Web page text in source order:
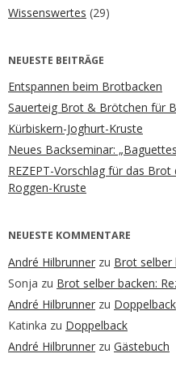
Wissenswertes (29)
NEUESTE BEITRÄGE
Entspannen beim Brotbacken
Sauerteig Brot & Brötchen für
Kürbiskern-Joghurt-Kruste
Neues Backseminar:
REZEPT-Vorschlag für das
Roggen-Kruste
NEUESTE KOMMENTARE
André Hilbrunner zu Brot selber
Sonja zu Brot selber backen:
André Hilbrunner zu Doppelback
Katinka zu Doppelback
André Hilbrunner zu Gästebuch